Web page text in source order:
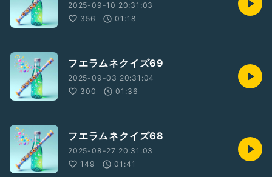
2025-09-10 20:31:03
356
01:18
フエラムネクイズ69
2025-09-03 20:31:04
300
01:36
フエラムネクイズ68
2025-08-27 20:31:03
149
01:41